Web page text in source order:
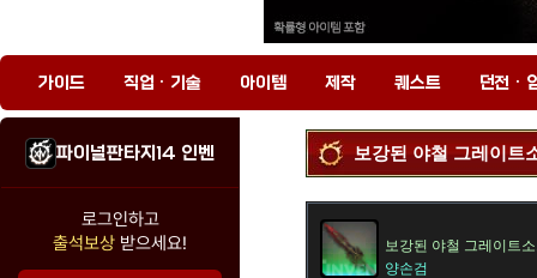
가이드 직업 · 기술 아이템 제작 퀘스트 던전 ·
파이널판타지14 인벤
로그인하고
출석보상 받으세요!
보강된 야철 그레이트
보강된 야철 그레이트
양손검